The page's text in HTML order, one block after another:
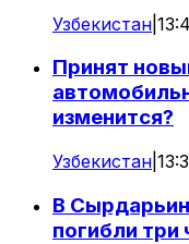
Узбекистан
Принят
изменится?
Узбекистан
В
погибли три